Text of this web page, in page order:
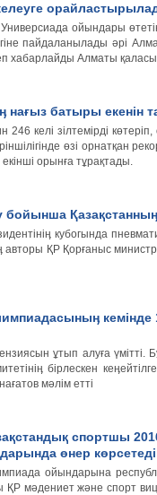
ойындары
пайдаланылады әрі
Алматы қаласы
нағыз батыры екенін
246 келі зілтемірді
өзі орнатқан
орынға тұрақтады.
кубогында
ҚР Қорғаныс
кемінде
ұтып алуға үмітті.
бірлескен
мәлім етті
спортшы
өнер көрсетеді
ойындарына
мәдениет және спорт